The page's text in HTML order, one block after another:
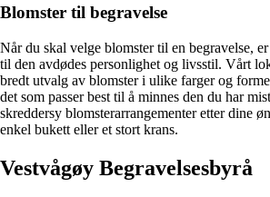
Blomster til begravelse
Når du skal velge blomster til en begravelse,
til den avdødes personlighet og livsstil. Vårt
bredt utvalg av blomster i ulike farger og
det som passer best til å minnes den du har
skreddersy blomsterarrangementer etter dine
enkel bukett eller et stort krans.
Vestvågøy Begravelsesbyrå